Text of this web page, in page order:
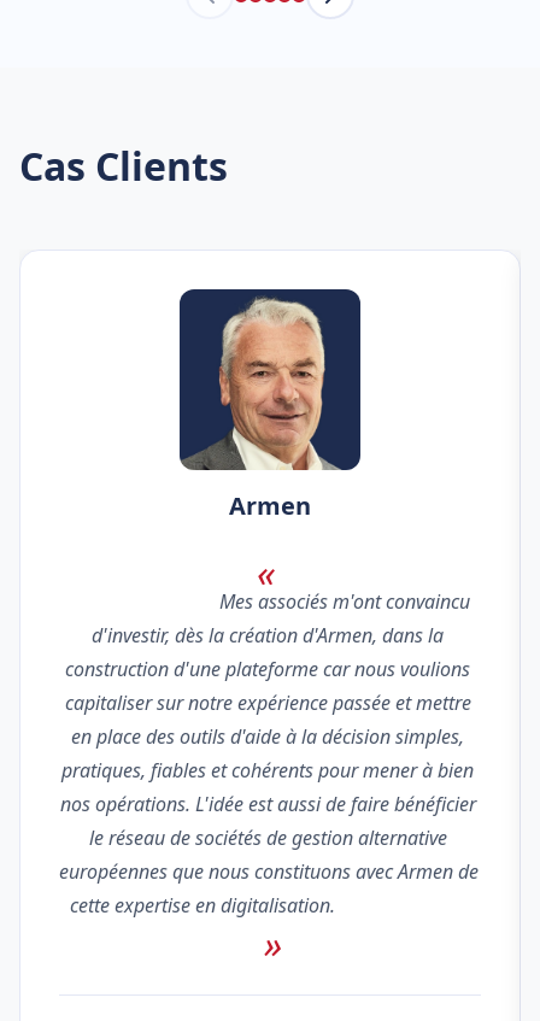
Cas Clients
Armen
d'investir, dès la création d'Armen, dans la
construction d'une plateforme car nous voulions
capitaliser sur notre expérience passée et mettre
en place des outils d'aide à la décision simples,
pratiques, fiables et cohérents pour mener à bien
nos opérations. L'idée est aussi de faire bénéficier
le réseau de sociétés de gestion alternative
européennes que nous constituons avec Armen de